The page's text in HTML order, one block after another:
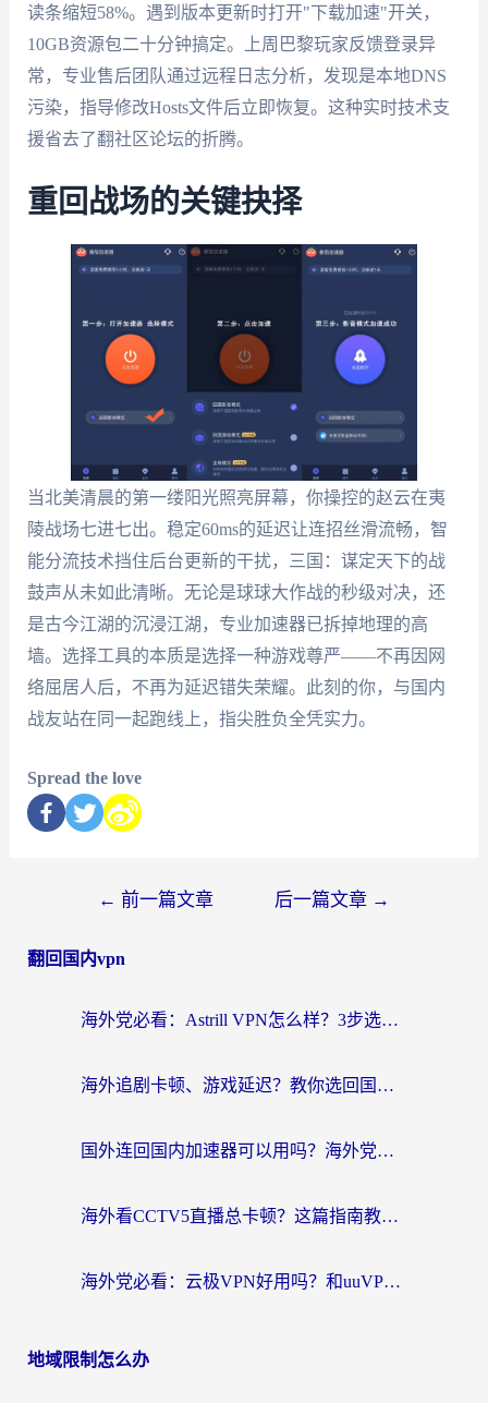
读条缩短58%。遇到版本更新时打开"下载加速"开关，
10GB资源包二十分钟搞定。上周巴黎玩家反馈登录异
常，专业售后团队通过远程日志分析，发现是本地DNS
污染，指导修改Hosts文件后立即恢复。这种实时技术支
援省去了翻社区论坛的折腾。
重回战场的关键抉择
当北美清晨的第一缕阳光照亮屏幕，你操控的赵云在夷
陵战场七进七出。稳定60ms的延迟让连招丝滑流畅，智
能分流技术挡住后台更新的干扰，三国：谋定天下的战
鼓声从未如此清晰。无论是球球大作战的秒级对决，还
是古今江湖的沉浸江湖，专业加速器已拆掉地理的高
墙。选择工具的本质是选择一种游戏尊严——不再因网
络屈居人后，不再为延迟错失荣耀。此刻的你，与国内
战友站在同一起跑线上，指尖胜负全凭实力。
Spread the love
← 前一篇文章 后一篇文章 →
翻回国内vpn
海外党必看：Astrill VPN怎么样？3步选对回国加速器实现无缝刷剧玩游戏
海外追剧卡顿、游戏延迟？教你选回国加速器，附免费加速器试用一小时福利
国外连回国内加速器可以用吗？海外党亲测实用指南，解决追剧游戏卡顿难题
海外看CCTV5直播总卡顿？这篇指南教你选对回国加速器，无缝刷国内资源
海外党必看：云极VPN好用吗？和uuVPN对比哪个回国效果更好？附真实体验+避坑指南
地域限制怎么办